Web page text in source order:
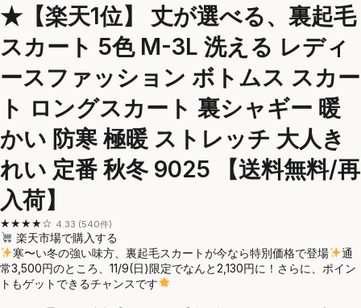
★【楽天1位】 丈が選べる、裏起毛
スカート 5色 M-3L 洗える レディ
ースファッション ボトムス スカー
ト ロングスカート 裏シャギー 暖
かい 防寒 極暖 ストレッチ 大人き
れい 定番 秋冬 9025 【送料無料/再
入荷】
★★★★☆ 4.33 (540件)
楽天市場で購入する
寒〜い冬の強い味方、裏起毛スカートが今なら特別価格で登場
通
常3,500円のところ、11/9(日)限定でなんと2,130円に！さらに、ポイン
トもゲットできるチャンスです